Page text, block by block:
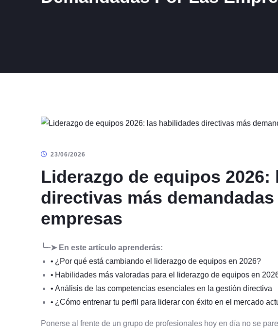
23/06/2026
Liderazgo de equipos
directivas más
empresas
╰┈➤ En este artículo aprenderás:
¿Por qué está cambiando el liderazgo de equipos en 2026?
Habilidades más valoradas para el liderazgo de equipos en
Análisis de las competencias esenciales en la gestión directiva
¿Cómo entrenar tu perfil para liderar con éxito en el mercado
Ponerse al frente de un grupo de profesionales hoy en día no se